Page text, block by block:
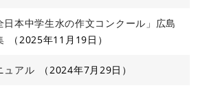
日本中学生水の作文コンクール」広島
2025年11月19日
ュアル 2024年7月29日